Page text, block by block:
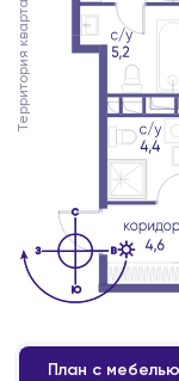
План с мебелью
Территория квартала